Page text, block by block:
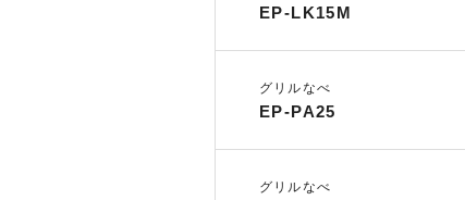
EP-LK15M
グリルなべ
EP-PA25
グリルなべ